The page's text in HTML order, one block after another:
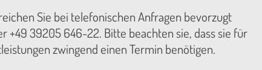
Sie bei telefonischen Anfragen bevorzugt
+49 39205 646-22. Bitte beachten sie, dass sie für
zwingend einen Termin benötigen.